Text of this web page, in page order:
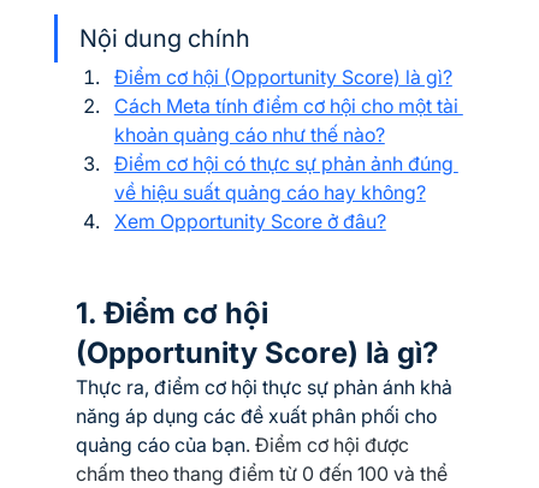
Nội dung chính
Điểm cơ hội (Opportunity Score) là gì?
Cách Meta tính điểm cơ hội cho một tài
khoản quảng cáo như thế nào?
Điểm cơ hội có thực sự phản ảnh đúng
về hiệu suất quảng cáo hay không?
Xem Opportunity Score ở đâu?
1. Điểm cơ hội
(Opportunity Score) là gì?
Thực ra, điểm cơ hội thực sự phản ánh khả
năng áp dụng các đề xuất phân phối cho
quảng cáo của bạn. Điểm cơ hội được
chấm theo thang điểm từ 0 đến 100 và thể